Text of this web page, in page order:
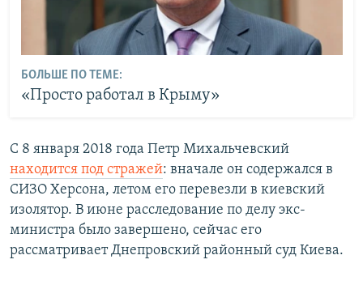
БОЛЬШЕ ПО ТЕМЕ:
«Просто работал в Крыму»
С 8 января 2018 года Петр Михальчевский
находится под стражей: вначале он содержался в
СИЗО Херсона, летом его перевезли в киевский
изолятор. В июне расследование по делу экс-
министра было завершено, сейчас его
рассматривает Днепровский районный суд Киева.